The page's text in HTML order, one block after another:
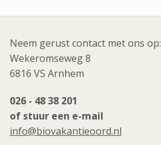
Neem gerust contact met ons op:
Wekeromseweg 8
6816 VS Arnhem
026 - 48 38 201
of stuur een e-mail
info@biovakantieoord.nl